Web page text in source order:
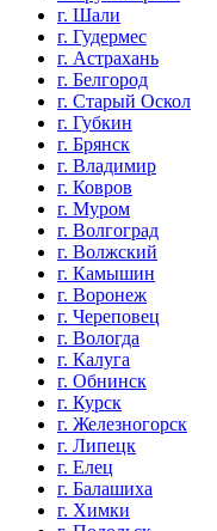
г. Шали
г. Гудермес
г. Астрахань
г. Белгород
г. Старый Оскол
г. Губкин
г. Брянск
г. Владимир
г. Ковров
г. Муром
г. Волгоград
г. Волжский
г. Камышин
г. Воронеж
г. Череповец
г. Вологда
г. Калуга
г. Обнинск
г. Курск
г. Железногорск
г. Липецк
г. Елец
г. Балашиха
г. Химки